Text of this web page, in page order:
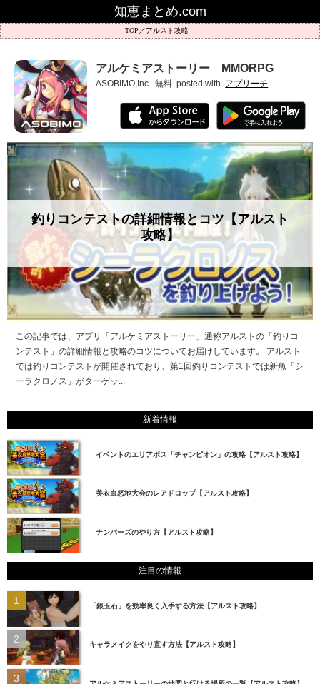
知恵まとめ.com
アルスト攻略
アルケミアストーリー MMORPG
ASOBIMO,Inc. 無料 posted with アプリーチ
釣りコンテストの詳細情報とコツ【アルスト
攻略】
この記事では、アプリ「アルケミアストーリー」通称アルストの「釣りコ
ンテスト」の詳細情報と攻略のコツについてお届けしています。 アルスト
では釣りコンテストが開催されており、第1回釣りコンテストでは新魚「シ
ーラクロノス」がターゲッ...
新着情報
イベントのエリアボス「チャンピオン」の攻略【アルスト攻略】
美衣血怒地大会のレアドロップ【アルスト攻略】
ナンバーズのやり方【アルスト攻略】
注目の情報
「銀玉石」を効率良く入手する方法【アルスト攻略】
キャラメイクをやり直す方法【アルスト攻略】